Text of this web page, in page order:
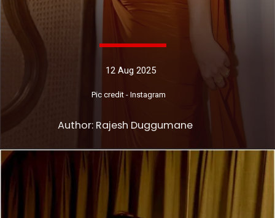
Pic credit - Instagram
Author: Rajesh Duggumane
12 Aug 2025